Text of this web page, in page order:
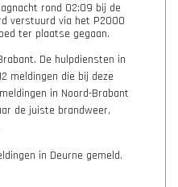
rond 02:09 bij de
verstuurd via het P2000
ter plaatse gegaan.
De hulpdiensten in
meldingen die bij deze
in Noord-Brabant
de juiste brandweer,
in Deurne gemeld.